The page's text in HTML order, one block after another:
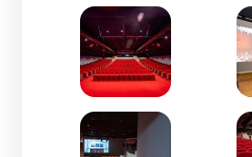
Zoom de l'image
Zoom de l'image